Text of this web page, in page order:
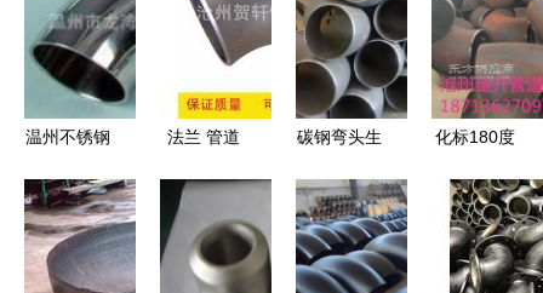
温州不锈钢
应、批发与
价格全面解
析
法兰 管道
碳钢弯头生
制与异形弯
头的专业解
决方案
化标180度
产厂家加密
成型工艺解
析